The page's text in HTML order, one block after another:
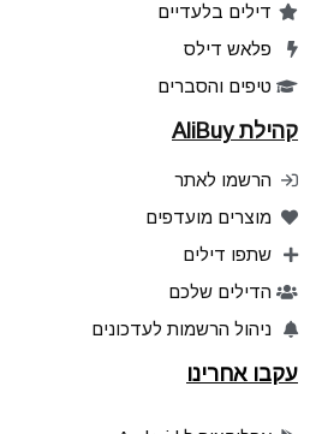
דילים בלעדיים
פלאש דילס
טיפים והסברים
קהילת AliBuy
הרשמו לאתר
מוצרים מועדפים
שתפו דילים
הדילים שלכם
ניהול הרשמות לעדכונים
עקבו אחרינו